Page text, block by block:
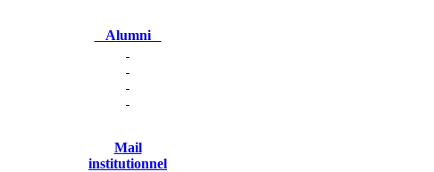
Alumni
Mail
institutionnel